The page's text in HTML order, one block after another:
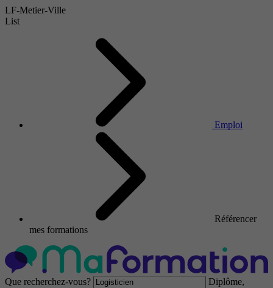
LF-Metier-Ville
List
Emploi
Référencer
mes formations
Que recherchez-vous?
Diplôme,